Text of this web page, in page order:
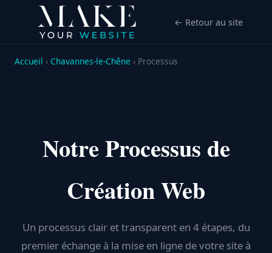
← Retour au site
Accueil › Chavannes-le-Chêne › Processus
Notre Processus de
Création Web
Un processus clair et transparent en 4 étapes, du
premier échange à la mise en ligne de votre site à